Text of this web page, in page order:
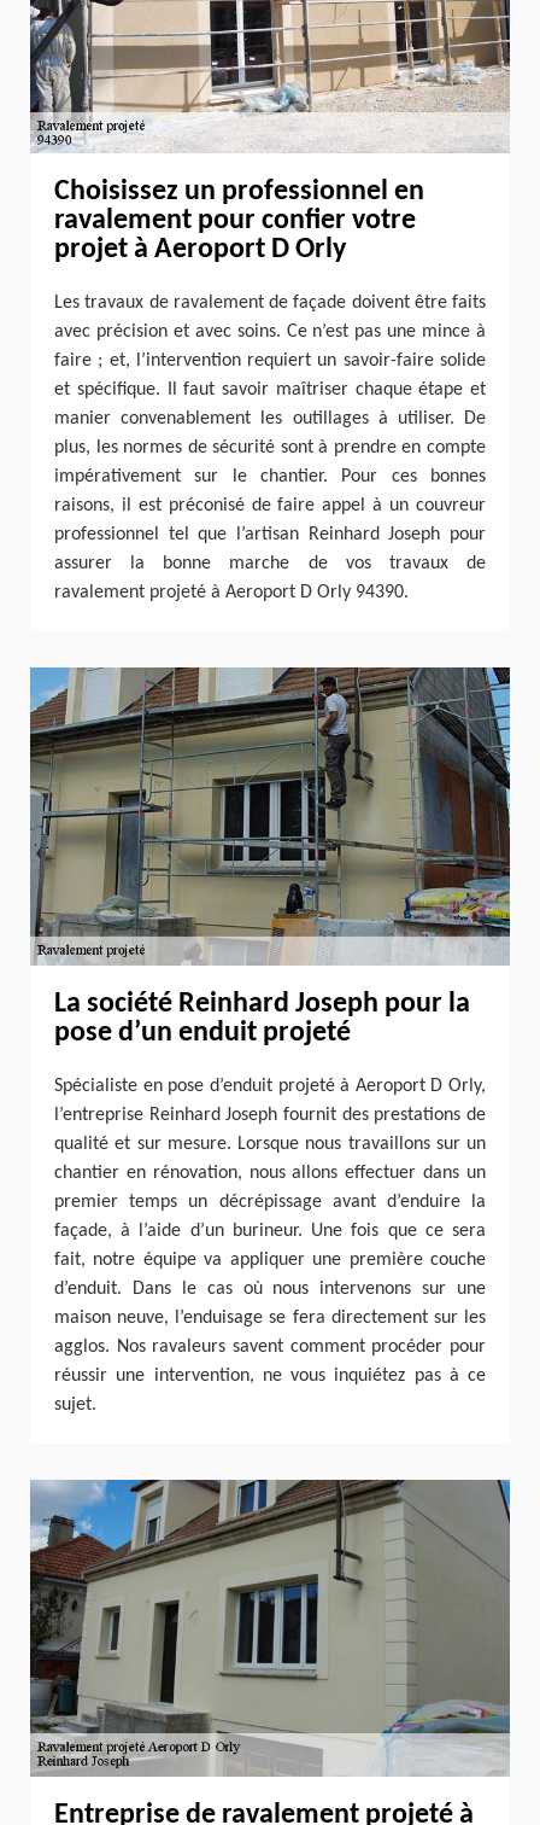
Choisissez un professionnel en
ravalement pour confier votre
projet à Aeroport D Orly
Les travaux de ravalement de façade doivent être faits
avec précision et avec soins. Ce n’est pas une mince à
faire ; et, l’intervention requiert un savoir-faire solide
et spécifique. Il faut savoir maîtriser chaque étape et
manier convenablement les outillages à utiliser. De
plus, les normes de sécurité sont à prendre en compte
impérativement sur le chantier. Pour ces bonnes
raisons, il est préconisé de faire appel à un couvreur
professionnel tel que l’artisan Reinhard Joseph pour
assurer la bonne marche de vos travaux de
ravalement projeté à Aeroport D Orly 94390.
La société Reinhard Joseph pour la
pose d’un enduit projeté
Spécialiste en pose d’enduit projeté à Aeroport D Orly,
l’entreprise Reinhard Joseph fournit des prestations de
qualité et sur mesure. Lorsque nous travaillons sur un
chantier en rénovation, nous allons effectuer dans un
premier temps un décrépissage avant d’enduire la
façade, à l’aide d’un burineur. Une fois que ce sera
fait, notre équipe va appliquer une première couche
d’enduit. Dans le cas où nous intervenons sur une
maison neuve, l’enduisage se fera directement sur les
agglos. Nos ravaleurs savent comment procéder pour
réussir une intervention, ne vous inquiétez pas à ce
sujet.
Entreprise de ravalement projeté à